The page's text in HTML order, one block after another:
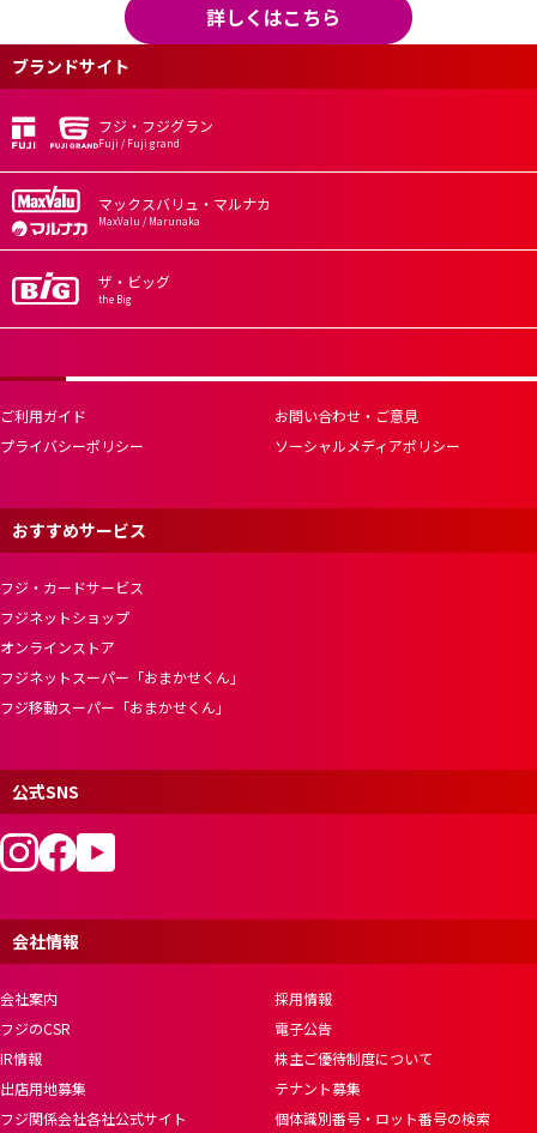
詳しくはこちら
ブランドサイト
フジ・フジグラン
Fuji / Fuji grand
マックスバリュ・マルナカ
MaxValu / Marunaka
ザ・ビッグ
the Big
ご利用ガイド
お問い合わせ・ご意見
プライバシーポリシー
ソーシャルメディアポリシー
おすすめサービス
フジ・カードサービス
フジネットショップ
オンラインストア
フジネットスーパー「おまかせくん」
フジ移動スーパー「おまかせくん」
公式SNS
会社情報
会社案内
採用情報
フジのCSR
電子公告
IR情報
株主ご優待制度について
出店用地募集
テナント募集
フジ関係会社各社公式サイト
個体識別番号・ロット番号の検索